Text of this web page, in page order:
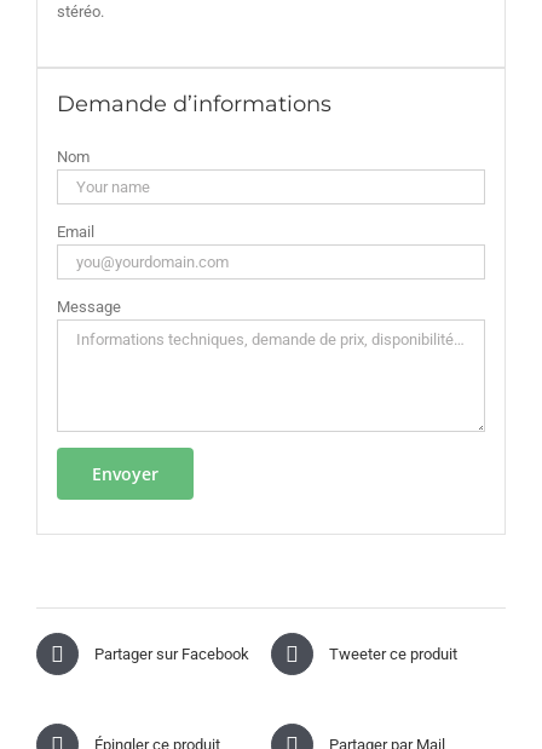
stéréo.
Demande d’informations
Nom
Email
Message
Partager sur Facebook Tweeter ce produit
Épingler ce produit Partager par Mail